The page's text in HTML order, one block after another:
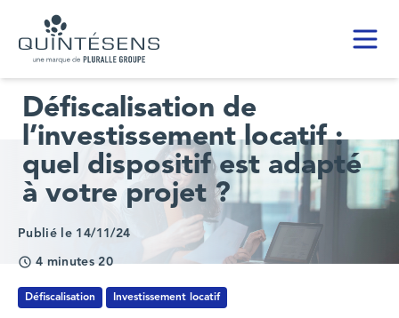
Home page
Défiscalisation de
l’investissement locatif :
quel dispositif est adapté
à votre projet ?
Publié le 14/11/24
4 minutes 20
Défiscalisation Investissement locatif